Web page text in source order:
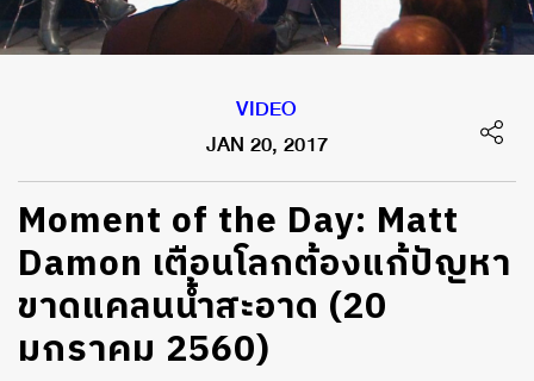
VIDEO
JAN 20, 2017
Moment of the Day: Matt
Damon เตือนโลกต้องแก้ปัญหา
ขาดแคลนน้ำสะอาด (20
มกราคม 2560)